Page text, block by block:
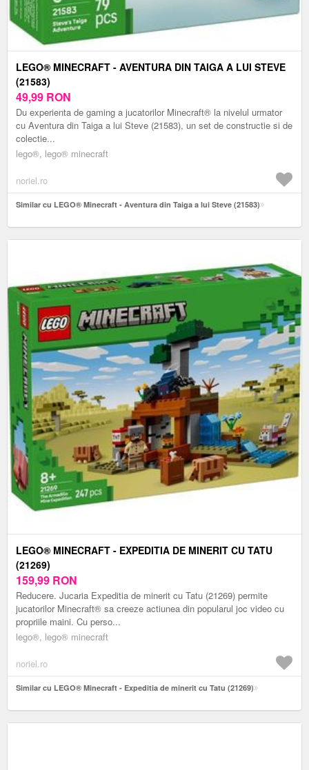
LEGO® MINECRAFT - AVENTURA DIN TAIGA A LUI STEVE
(21583)
49,99 RON
Du experienta de gaming a jucatorilor Minecraft® la nivelul urmator
cu Aventura din Taiga a lui Steve (21583), un set de constructie si de
colectie...
lego®, lego® minecraft
noriel.ro
Similar cu LEGO® Minecraft - Aventura din Taiga a lui Steve (21583)
LEGO® MINECRAFT - EXPEDITIA DE MINERIT CU TATU
(21269)
159,99 RON
Reducere. Jucaria Expeditia de minerit cu Tatu (21269) permite
jucatorilor Minecraft® sa creeze actiunea din popularul joc video cu
propriile maini. Cu perso...
lego®, lego® minecraft
noriel.ro
Similar cu LEGO® Minecraft - Expeditia de minerit cu Tatu (21269)